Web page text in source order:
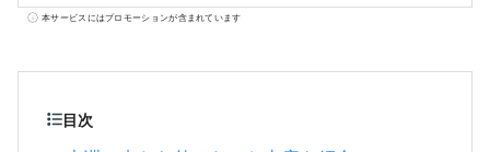
るように肘のように湾曲した川が、まちを巡
本サービスにはプロモーションが含まれています
目次